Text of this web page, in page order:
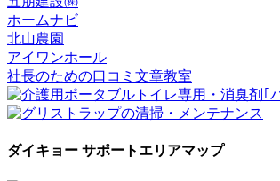
ホームナビ
北山農園
アイワンホール
社長のための口コミ文章教室
ダイキョー サポートエリアマップ